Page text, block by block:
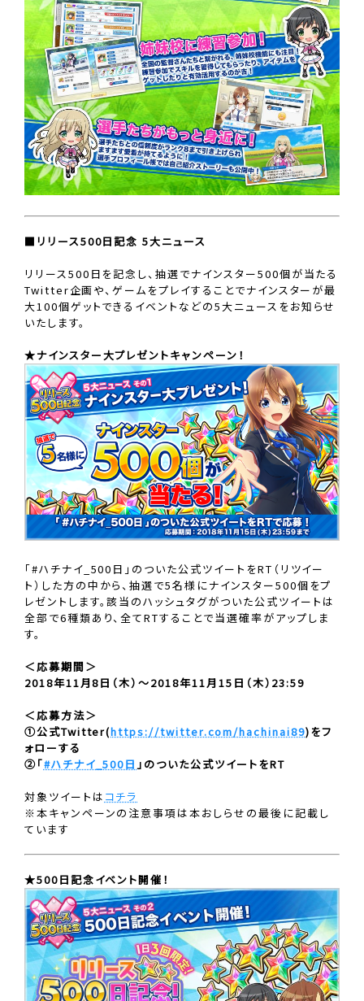
■リリース500日記念 5大ニュース
リリース500日を記念し、抽選でナインスター500個が当たる
Twitter企画や、ゲームをプレイすることでナインスターが最
大100個ゲットできるイベントなどの5大ニュースをお知らせ
いたします。
★ナインスター大プレゼントキャンペーン！
「#ハチナイ_500日」のついた公式ツイートをRT（リツイー
ト）した方の中から、抽選で5名様にナインスター500個をプ
レゼントします。該当のハッシュタグがついた公式ツイートは
全部で6種類あり、全てRTすることで当選確率がアップしま
す。
＜応募期間＞
2018年11月8日（木）〜2018年11月15日（木）23:59
＜応募方法＞
①公式Twitter(https://twitter.com/hachinai89)をフ
ォローする
②「#ハチナイ_500日 」のついた公式ツイートをRT
対象ツイートは コチラ
※本キャンペーンの注意事項は本おしらせの最後に記載し
ています
★500日記念イベント開催！